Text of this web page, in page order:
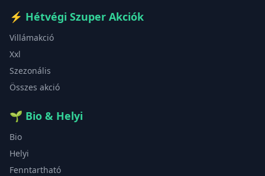
⚡ Hétvégi Szuper Akciók
Villámakció
Xxl
Szezonális
Összes akció
🌱 Bio & Helyi
Bio
Helyi
Fenntartható